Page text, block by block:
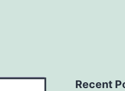
Recent